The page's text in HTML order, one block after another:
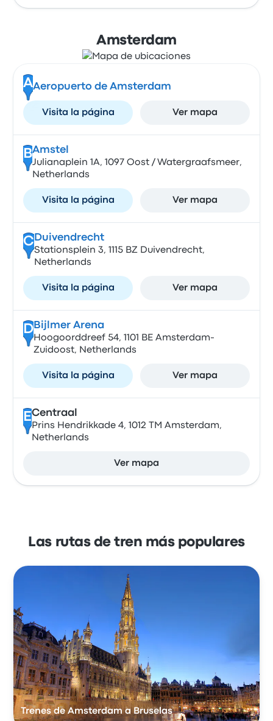
Amsterdam
AAeropuerto de Amsterdam
Visita la página Ver mapa
BAmstel
Julianaplein 1A, 1097 Oost / Watergraafsmeer,
Netherlands
Visita la página Ver mapa
CDuivendrecht
Stationsplein 3, 1115 BZ Duivendrecht,
Netherlands
Visita la página Ver mapa
DBijlmer Arena
Hoogoorddreef 54, 1101 BE Amsterdam-
Zuidoost, Netherlands
Visita la página Ver mapa
ECentraal
Prins Hendrikkade 4, 1012 TM Amsterdam,
Netherlands
Ver mapa
Las rutas de tren más populares
Trenes de Amsterdam a Bruselas